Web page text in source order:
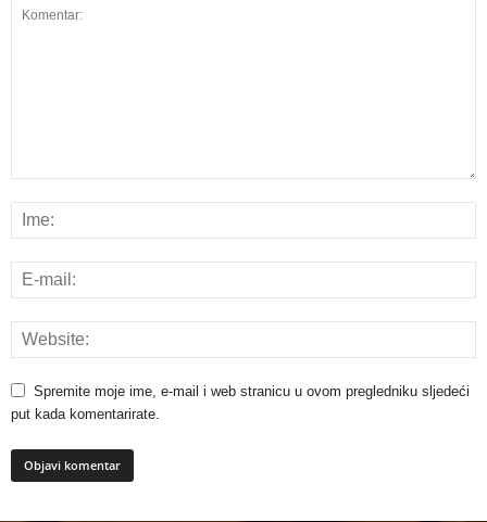
Spremite moje ime, e-mail i web stranicu u ovom pregledniku sljedeći
put kada komentarirate.